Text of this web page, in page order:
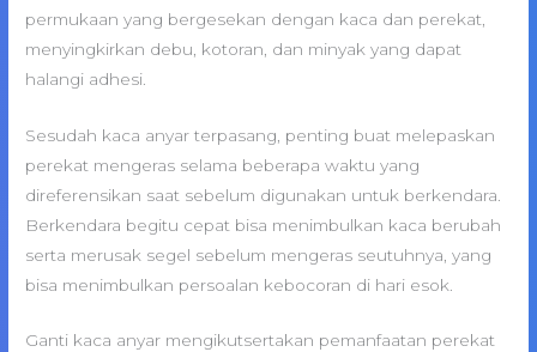
permukaan yang bergesekan dengan kaca dan perekat,
menyingkirkan debu, kotoran, dan minyak yang dapat
halangi adhesi.
Sesudah kaca anyar terpasang, penting buat melepaskan
perekat mengeras selama beberapa waktu yang
direferensikan saat sebelum digunakan untuk berkendara.
Berkendara begitu cepat bisa menimbulkan kaca berubah
serta merusak segel sebelum mengeras seutuhnya, yang
bisa menimbulkan persoalan kebocoran di hari esok.
Ganti kaca anyar mengikutsertakan pemanfaatan perekat